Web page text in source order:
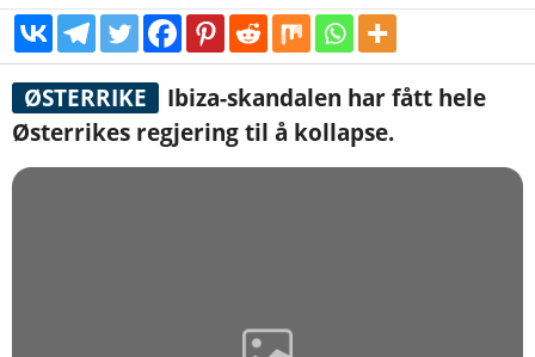
ØSTERRIKE
Ibiza-skandalen har fått hele
Østerrikes regjering til å kollapse.